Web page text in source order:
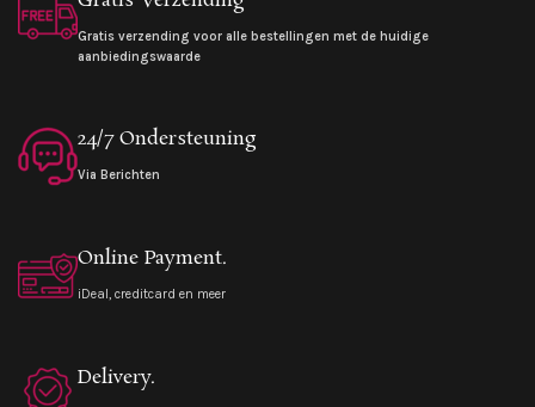
Gratis verzending voor alle bestellingen met de huidige
aanbiedingswaarde
24/7 Ondersteuning
Via Berichten
Online Payment.
iDeal, creditcard en meer
Delivery.